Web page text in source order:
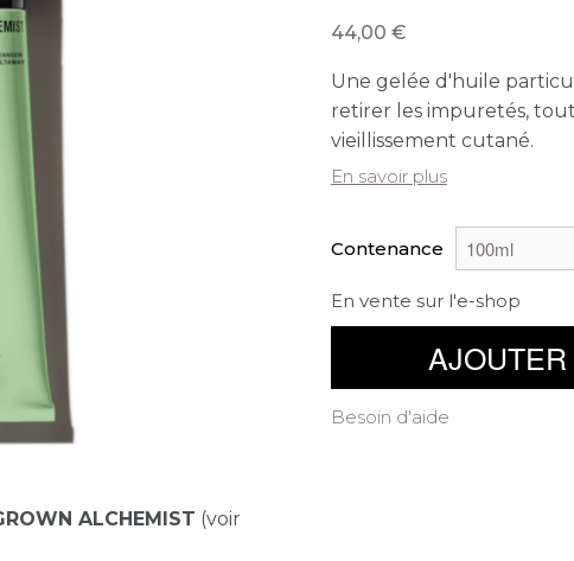
ALCHEMIST (voir
44,00
Une gelée d'huile
retirer les impuretés,
vieillissement cutané.
En savoir plus
Contenance
En vente sur l'e-shop
Besoin d'aide